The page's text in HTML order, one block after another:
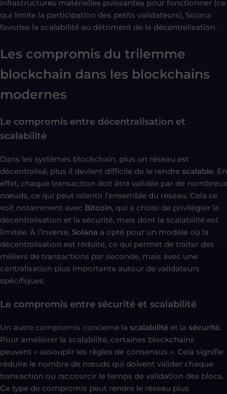
infrastructures matérielles puissantes pour fonctionner (ce
qui limite la participation des petits validateurs), Solana
favorise la scalabilité au détriment de la décentralisation.
Les compromis du trilemme
blockchain dans les blockchains
modernes
Le compromis entre décentralisation et
scalabilité
Dans les systèmes blockchain, plus un réseau est
décentralisé, plus il devient difficile de le rendre scalable. En
effet, chaque transaction doit être validée par de nombreux
nœuds, ce qui peut ralentir l’ensemble du réseau. Cela se
voit notamment avec Bitcoin, qui a choisi de privilégier la
décentralisation et la sécurité, mais dont la scalabilité est
limitée. À l’inverse, Solana a opté pour un modèle où la
décentralisation est réduite, ce qui permet de traiter des
milliers de transactions par seconde, mais avec une
centralisation plus importante autour de validateurs
spécifiques.
Le compromis entre sécurité et scalabilité
Un autre compromis concerne la scalabilité et la sécurité.
Pour améliorer la scalabilité, certaines blockchains
peuvent « assouplir les règles de consensus ». Cela signifie
réduire le nombre de nœuds qui doivent valider chaque
transaction ou raccourcir le temps de validation des blocs.
Ce type de compromis peut rendre le réseau plus